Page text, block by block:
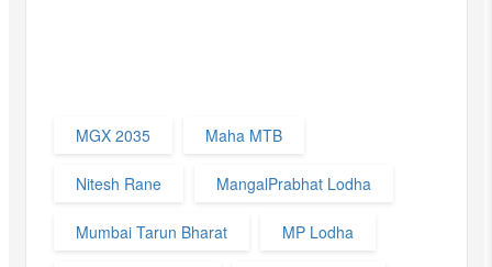
MGX 2035 Maha MTB
Nitesh Rane MangalPrabhat Lodha
Mumbai Tarun Bharat MP Lodha